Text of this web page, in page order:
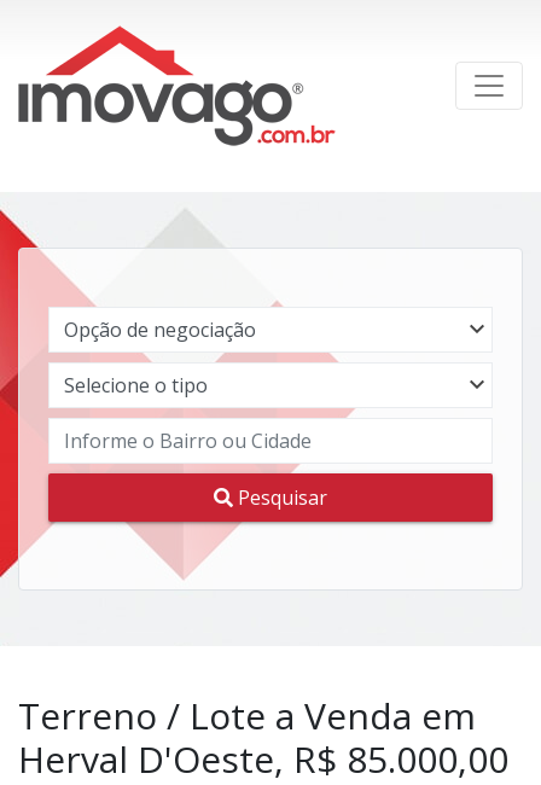
Pesquisar
Terreno / Lote a Venda em
Herval D'Oeste, R$ 85.000,00